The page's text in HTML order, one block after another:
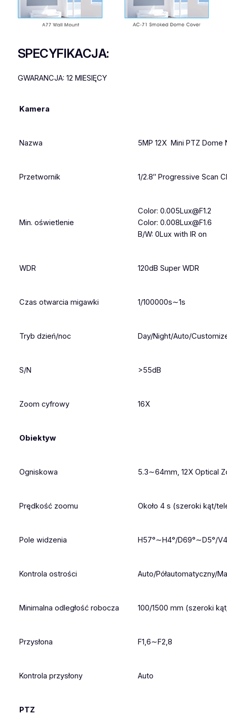
SPECYFIKACJA:
GWARANCJA: 12 MIESIĘCY
Kamera
Nazwa 5MP 12X Mini PTZ
Przetwornik 1/2.8″ Progressive Scan
Min. oświetlenie
Color: 0.005Lux@F1.2
Color: 0.008Lux@F1.6
B/W: 0Lux with IR on
WDR 120dB Super WDR
Czas otwarcia migawki 1/100000s∼1s
Tryb dzień/noc Day/Night/Auto/
S/N >55dB
Zoom cyfrowy 16X
Obiektyw
Ogniskowa 5.3∼64mm, 12X Optical
Prędkość zoomu Około 4 s (szeroki kąt/
Pole widzenia H57°∼H4°/D69°∼D5°/
Kontrola ostrości Auto/Półautomatyczny/
Minimalna odległość robocza 100/1500 mm (szeroki
Przysłona F1,6∼F2,8
Kontrola przysłony Auto
PTZ